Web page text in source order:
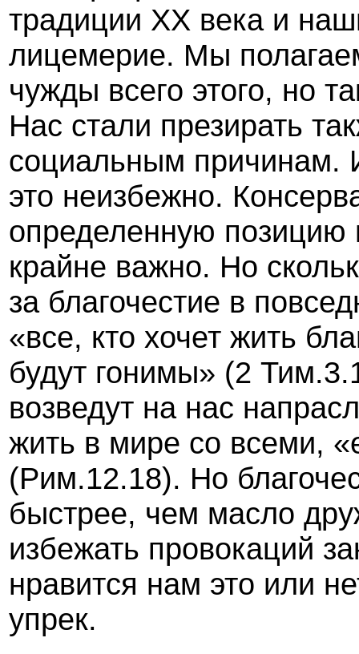
традиции ХХ века и
лицемерие. Мы
чужды всего этого, но
Нас стали презирать
социальным причинам.
это неизбежно.
определенную позицию
крайне важно. Но
за благочестие в
«все, кто хочет жить
будут гонимы» (2
возведут на нас
жить в мире со всеми,
(Рим.12.18). Но
быстрее, чем масло
избежать провокаций
нравится нам это или
упрек.